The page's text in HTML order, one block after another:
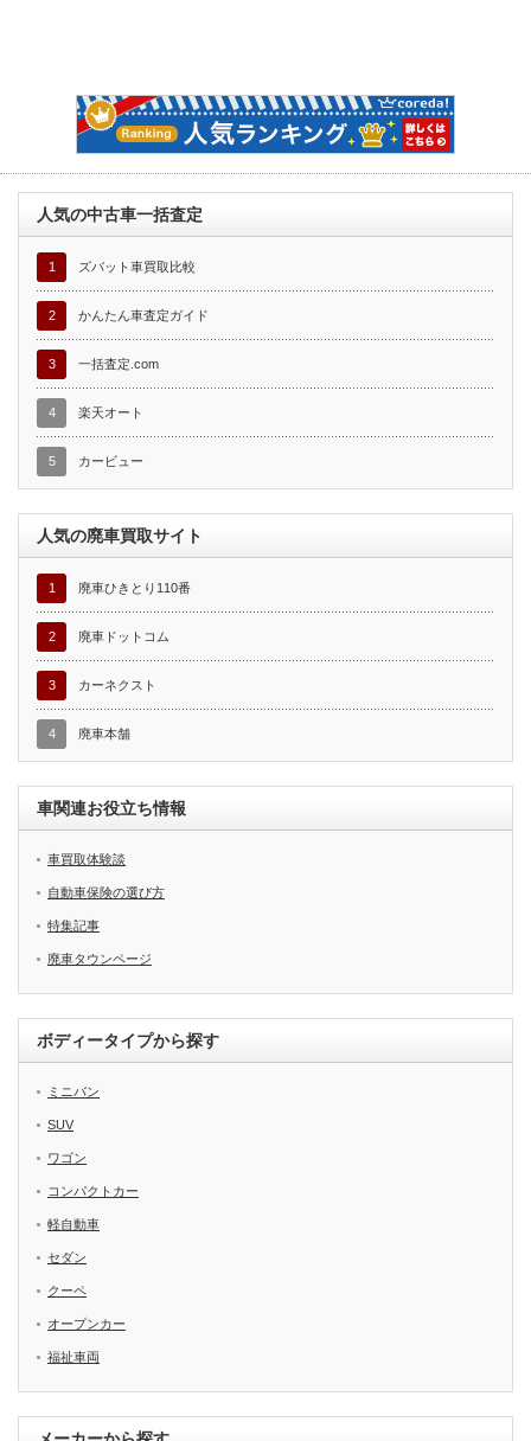
人気の中古車一括査定
1 ズバット車買取比較
2 かんたん車査定ガイド
3 一括査定.com
4 楽天オート
5 カービュー
人気の廃車買取サイト
1 廃車ひきとり110番
2 廃車ドットコム
3 カーネクスト
4 廃車本舗
車関連お役立ち情報
車買取体験談
自動車保険の選び方
特集記事
廃車タウンページ
ボディータイプから探す
ミニバン
SUV
ワゴン
コンパクトカー
軽自動車
セダン
クーペ
オープンカー
福祉車両